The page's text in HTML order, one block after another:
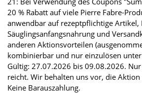
20 % Rabatt auf viele Pierre Fabre-
anwendbar auf rezeptpflichtige Artikel,
Säuglingsanfangsnahrung und
anderen Aktionsvorteilen
kombinierbar und nur einzulösen
Gültig: 27.07.2026 bis 09.08.2026.
reicht. Wir behalten uns vor, die
Keine Barauszahlung.